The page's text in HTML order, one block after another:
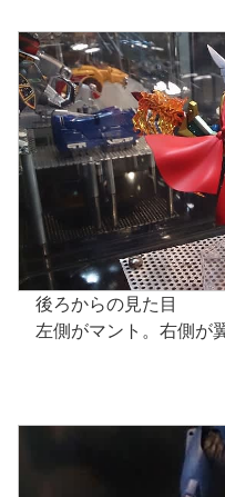
後ろからの見た目
左側がマント。右側が